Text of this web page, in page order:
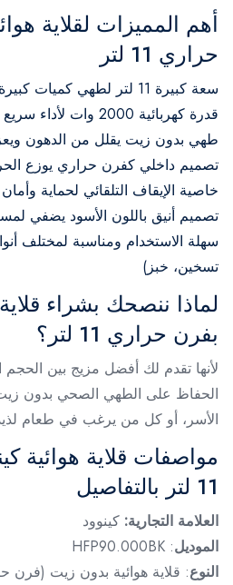
أهم المميزات لقلاية
حراري 11 لتر
سعة كبيرة 11 لتر لطهي كميات كبيرة من الطعام دفعة واحدة
قدرة كهربائية 2000 وات لأداء سريع وقوي
طهي بدون زيت يقلل من الدهون
تصميم داخلي كفرن حراري يوزع
خاصية الإيقاف التلقائي لحماية
تصميم أنيق باللون الأسود يضفي
سهلة الاستخدام ومناسبة لمختلف
تسخين، خبز)
لماذا ننصحك بشراء
بفرن حراري 11 لتر؟
لأنها تقدم لك أفضل مزيج بين الحجم
الحفاظ على الطهي الصحي بدون زيت.
الأسر، أو كل من يرغب في طعام
مواصفات قلاية هوائية
11 لتر بالتفاصيل
العلامة التجارية: كينوود
الموديل: HFP90.000BK
النوع: قلاية هوائية بدون زيت (فرن